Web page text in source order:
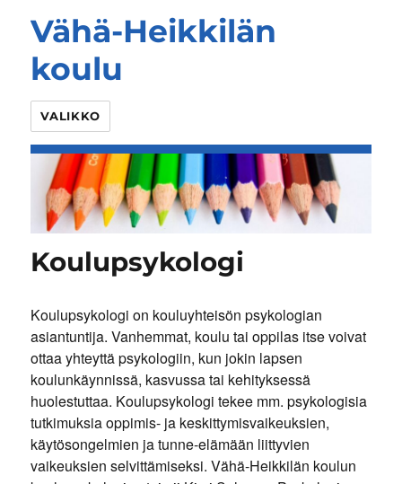
Vähä-Heikkilän
koulu
VALIKKO
Koulupsykologi
Koulupsykologi on kouluyhteisön psykologian
asiantuntija. Vanhemmat, koulu tai oppilas itse voivat
ottaa yhteyttä psykologiin, kun jokin lapsen
koulunkäynnissä, kasvussa tai kehityksessä
huolestuttaa. Koulupsykologi tekee mm. psykologisia
tutkimuksia oppimis- ja keskittymisvaikeuksien,
käytösongelmien ja tunne-elämään liittyvien
vaikeuksien selvittämiseksi. Vähä-Heikkilän koulun